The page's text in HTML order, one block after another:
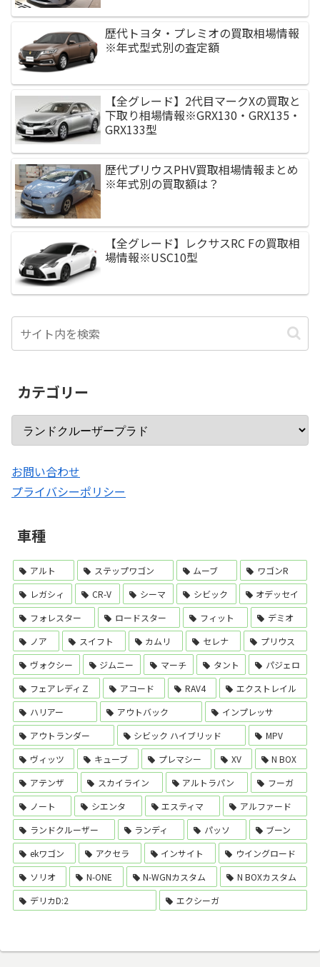
歴代トヨタ・プレミオの買取相場情報
※年式型式別の査定額
【全グレード】2代目マークXの買取と
下取り相場情報※GRX130・GRX135・
GRX133型
歴代プリウスPHV買取相場情報まとめ
※年式別の買取額は？
【全グレード】レクサスRC Fの買取相
場情報※USC10型
カテゴリー
お問い合わせ
プライバシーポリシー
車種
アルト ステップワゴン ムーブ
ワゴンR
レガシィ
CR-V シーマ シビック
オデッセイ
フォレスター
ロードスター フィット
デミオ
ノア
スイフト カムリ セレナ
プリウス
ヴォクシー
ジムニー マーチ タント
パジェロ
フェアレディＺ
アコード RAV4
エクストレイル
ハリアー
アウトバック
インプレッサ
アウトランダー
シビック ハイブリッド
MPV
ヴィッツ
キューブ プレマシー XV
N BOX
アテンザ
スカイライン アルトラパン
フーガ
ノート
シエンタ エスティマ
アルファード
ランドクルーザー
ランディ パッソ
ブーン
ekワゴン
アクセラ インサイト
ウイングロード
ソリオ
N-ONE N-WGNカスタム
N BOXカスタム
デリカD:2
エクシーガ